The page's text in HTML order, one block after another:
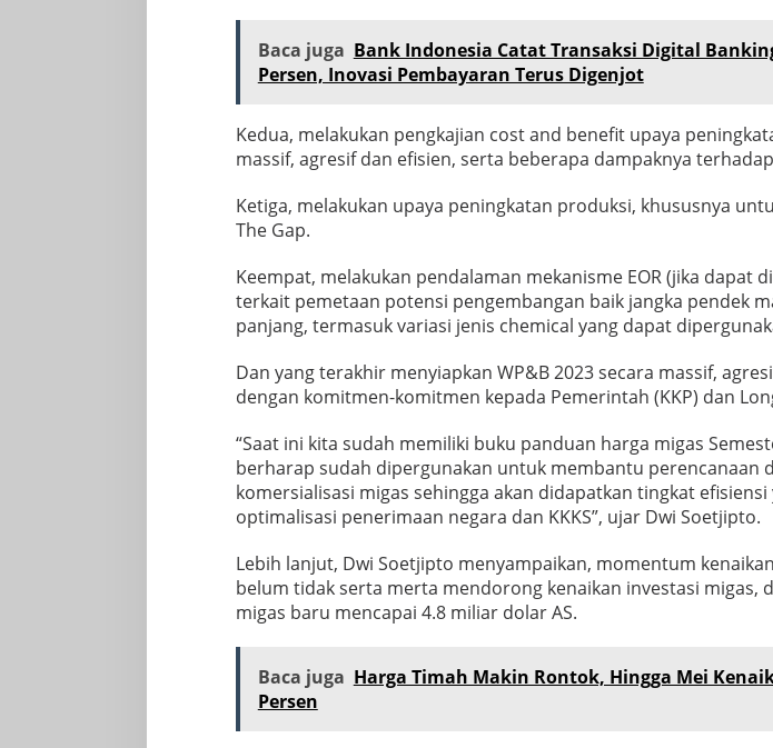
Baca juga Bank Indonesia Catat Transaksi Digital
Persen, Inovasi Pembayaran Terus Digenjot
Kedua, melakukan pengkajian cost and benefit upaya
massif, agresif dan efisien, serta beberapa dampaknya
Ketiga, melakukan upaya peningkatan produksi, khususnya
The Gap.
Keempat, melakukan pendalaman mekanisme EOR (jika dapat
terkait pemetaan potensi pengembangan baik jangka pendek
panjang, termasuk variasi jenis chemical yang dapat
Dan yang terakhir menyiapkan WP&B 2023 secara massif,
dengan komitmen-komitmen kepada Pemerintah (KKP) dan
“Saat ini kita sudah memiliki buku panduan harga migas
berharap sudah dipergunakan untuk membantu perencanaan
komersialisasi migas sehingga akan didapatkan tingkat
optimalisasi penerimaan negara dan KKKS”, ujar Dwi Soetjipto.
Lebih lanjut, Dwi Soetjipto menyampaikan, momentum
belum tidak serta merta mendorong kenaikan investasi migas,
migas baru mencapai 4.8 miliar dolar AS.
Baca juga Harga Timah Makin Rontok, Hingga Mei
Persen